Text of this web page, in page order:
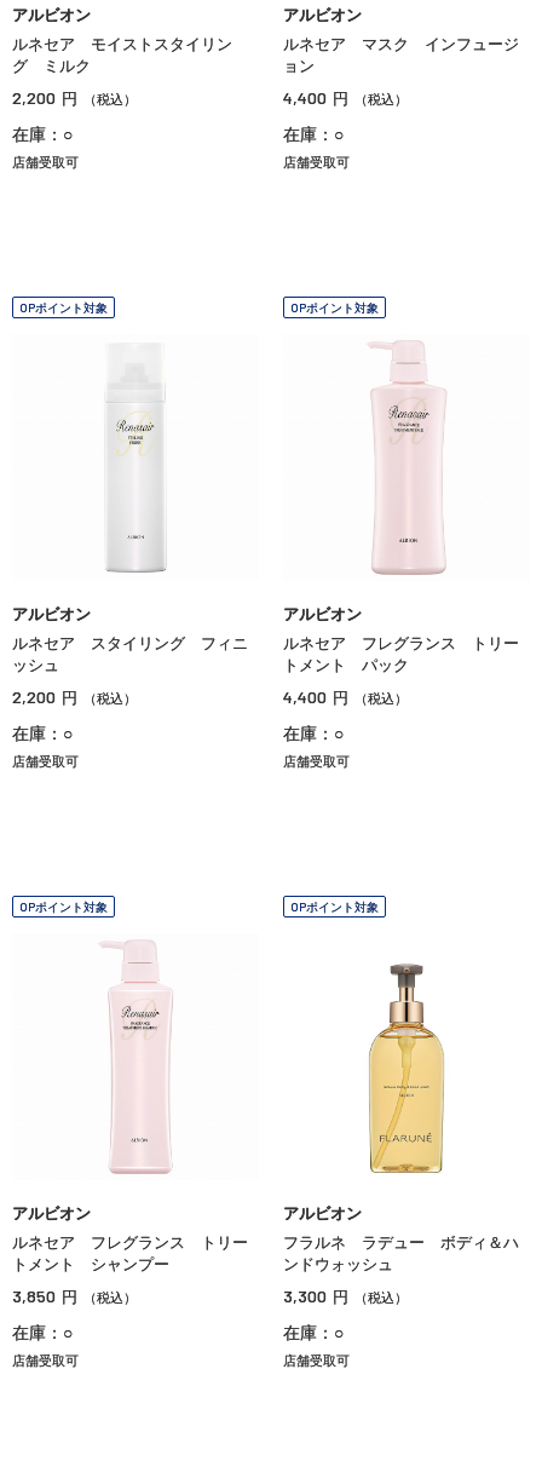
アルビオン
ルネセア モイストスタイリン
グ ミルク
2,200 円 （税込）
在庫：○
店舗受取可
アルビオン
ルネセア マスク インフュージ
ョン
4,400 円 （税込）
在庫：○
店舗受取可
OPポイント対象
アルビオン
ルネセア スタイリング フィニ
ッシュ
2,200 円 （税込）
在庫：○
店舗受取可
OPポイント対象
アルビオン
ルネセア フレグランス トリー
トメント パック
4,400 円 （税込）
在庫：○
店舗受取可
OPポイント対象
アルビオン
ルネセア フレグランス トリー
トメント シャンプー
3,850 円 （税込）
在庫：○
店舗受取可
OPポイント対象
アルビオン
フラルネ ラデュー ボディ＆ハ
ンドウォッシュ
3,300 円 （税込）
在庫：○
店舗受取可